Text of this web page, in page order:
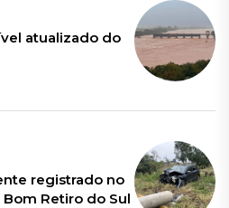
atualizado do
registrado no
Retiro do Sul